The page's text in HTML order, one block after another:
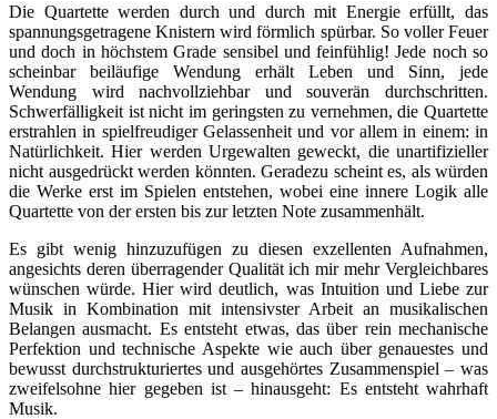
Die Quartette werden durch und durch mit Energie erfüllt, das
spannungsgetragene Knistern wird förmlich spürbar. So voller Feuer
und doch in höchstem Grade sensibel und feinfühlig! Jede noch so
scheinbar beiläufige Wendung erhält Leben und Sinn, jede
Wendung wird nachvollziehbar und souverän durchschritten.
Schwerfälligkeit ist nicht im geringsten zu vernehmen, die Quartette
erstrahlen in spielfreudiger Gelassenheit und vor allem in einem: in
Natürlichkeit. Hier werden Urgewalten geweckt, die unartifizieller
nicht ausgedrückt werden könnten. Geradezu scheint es, als würden
die Werke erst im Spielen entstehen, wobei eine innere Logik alle
Quartette von der ersten bis zur letzten Note zusammenhält.
Es gibt wenig hinzuzufügen zu diesen exzellenten Aufnahmen,
angesichts deren überragender Qualität ich mir mehr Vergleichbares
wünschen würde. Hier wird deutlich, was Intuition und Liebe zur
Musik in Kombination mit intensivster Arbeit an musikalischen
Belangen ausmacht. Es entsteht etwas, das über rein mechanische
Perfektion und technische Aspekte wie auch über genauestes und
bewusst durchstrukturiertes und ausgehörtes Zusammenspiel – was
zweifelsohne hier gegeben ist – hinausgeht: Es entsteht wahrhaft
Musik.